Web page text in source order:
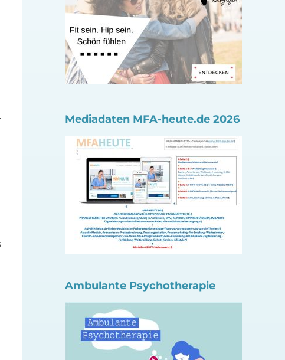
Mediadaten MFA-heute.de 2026
Ambulante Psychotherapie